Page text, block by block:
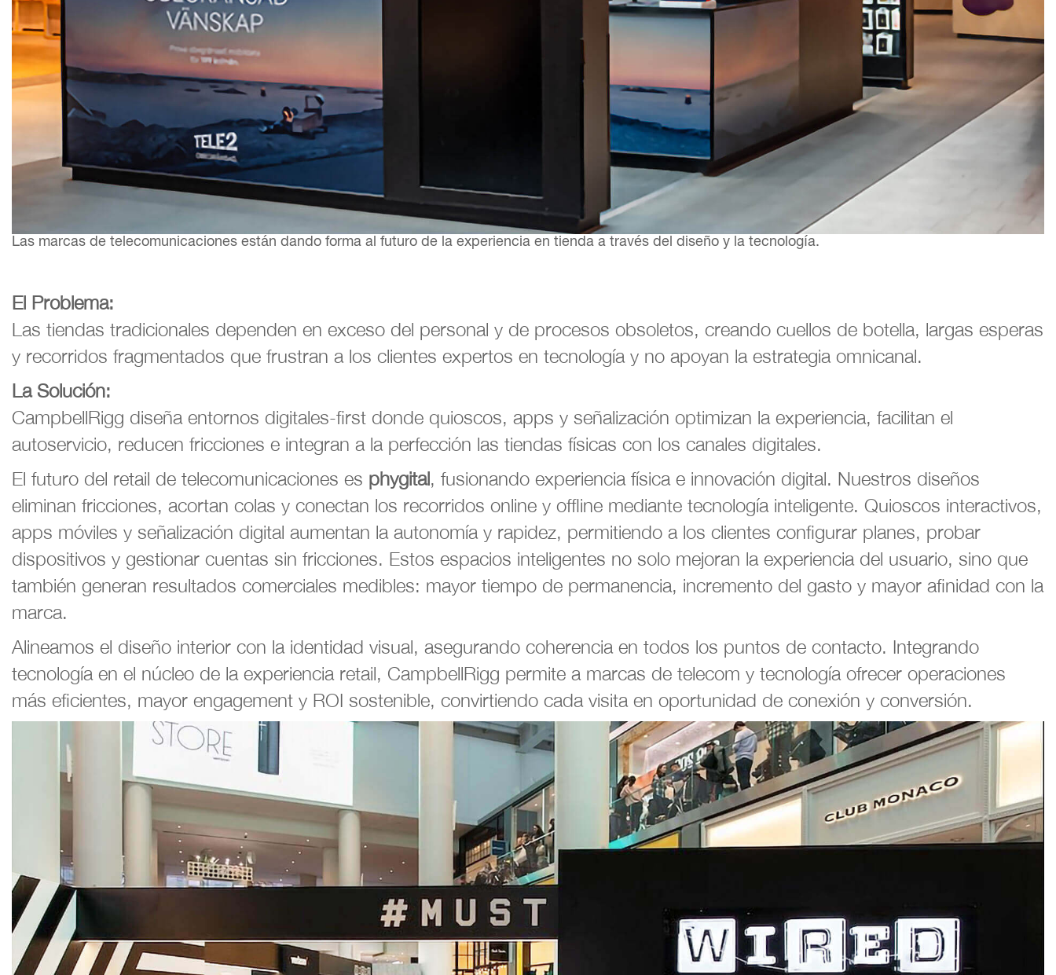
Las marcas de telecomunicaciones están dando forma al futuro de la experiencia en tienda a través del diseño y la tecnología.
El Problema:
Las tiendas tradicionales dependen en exceso del personal y de procesos obsoletos, creando cuellos de botella, largas esperas
y recorridos fragmentados que frustran a los clientes expertos en tecnología y no apoyan la estrategia omnicanal.
La Solución:
CampbellRigg diseña entornos digitales-first donde quioscos, apps y señalización optimizan la experiencia, facilitan el
autoservicio, reducen fricciones e integran a la perfección las tiendas físicas con los canales digitales.
El futuro del retail de telecomunicaciones es phygital, fusionando experiencia física e innovación digital. Nuestros diseños
eliminan fricciones, acortan colas y conectan los recorridos online y offline mediante tecnología inteligente. Quioscos interactivos,
apps móviles y señalización digital aumentan la autonomía y rapidez, permitiendo a los clientes configurar planes, probar
dispositivos y gestionar cuentas sin fricciones. Estos espacios inteligentes no solo mejoran la experiencia del usuario, sino que
también generan resultados comerciales medibles: mayor tiempo de permanencia, incremento del gasto y mayor afinidad con la
marca.
Alineamos el diseño interior con la identidad visual, asegurando coherencia en todos los puntos de contacto. Integrando
tecnología en el núcleo de la experiencia retail, CampbellRigg permite a marcas de telecom y tecnología ofrecer operaciones
más eficientes, mayor engagement y ROI sostenible, convirtiendo cada visita en oportunidad de conexión y conversión.